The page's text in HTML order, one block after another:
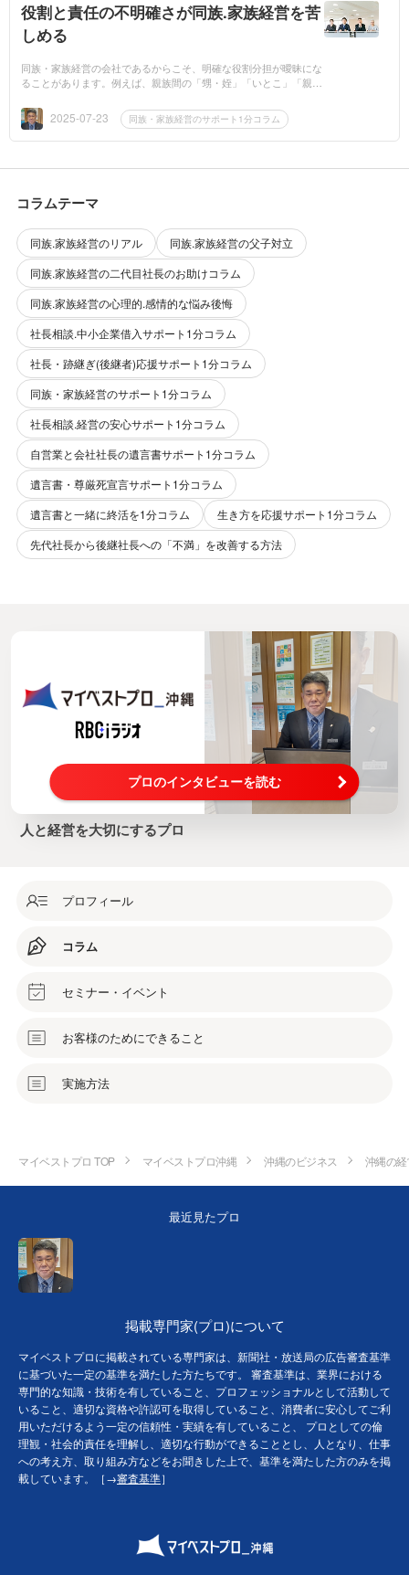
役割と責任の不明確さが同族.家族経営を苦
しめる
同族・家族経営の会社であるからこそ、明確な役割分担が曖昧にな
ることがあります。例えば、親族間の「甥・姪」「いとこ」「親
いった役職と入混じ...
2025-07-23 同族・家族経営のサポート1分コラム
コラムテーマ
同族.家族経営のリアル
同族.家族経営の父子対立
同族.家族経営の二代目社長のお助けコラム
同族.家族経営の心理的.感情的な悩み後悔
社長相談.中小企業借入サポート1分コラム
社長・跡継ぎ(後継者)応援サポート1分コラム
同族・家族経営のサポート1分コラム
社長相談.経営の安心サポート1分コラム
自営業と会社社長の遺言書サポート1分コラム
遺言書・尊厳死宣言サポート1分コラム
遺言書と一緒に終活を1分コラム
生き方を応援サポート1分コラム
先代社長から後継社長への「不満」を改善する方法
プロのインタビューを読む
人と経営を大切にするプロ
プロフィール
コラム
セミナー・イベント
お客様のためにできること
実施方法
マイベストプロ TOP マイベストプロ沖縄 沖縄のビジネス 沖縄の
最近見たプロ
掲載専門家(プロ)について
マイベストプロに掲載されている専門家は、新聞社・放送局の広告審査基準
に基づいた一定の基準を満たした方たちです。 審査基準は、業界における
専門的な知識・技術を有していること、プロフェッショナルとして活動して
いること、適切な資格や許認可を取得していること、消費者に安心してご利
用いただけるよう一定の信頼性・実績を有していること、 プロとしての倫
理観・社会的責任を理解し、適切な行動ができることとし、人となり、仕事
への考え方、取り組み方などをお聞きした上で、基準を満たした方のみを掲
載しています。［→審査基準］